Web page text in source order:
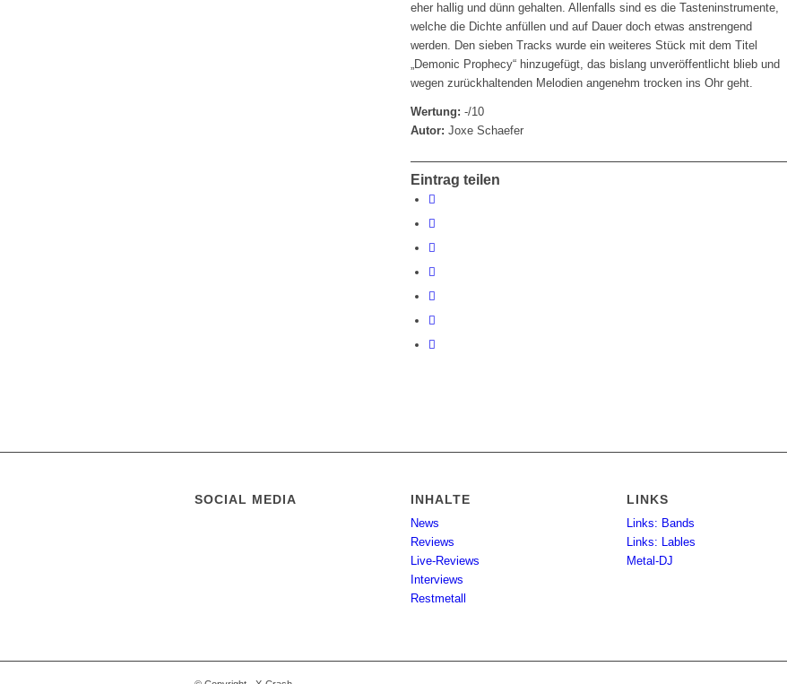
eher hallig und dünn gehalten. Allenfalls sind es die Tasteninstrumente,
welche die Dichte anfüllen und auf Dauer doch etwas anstrengend
werden. Den sieben Tracks wurde ein weiteres Stück mit dem Titel
„Demonic Prophecy“ hinzugefügt, das bislang unveröffentlicht blieb und
wegen zurückhaltenden Melodien angenehm trocken ins Ohr geht.
Wertung: -/10
Autor: Joxe Schaefer
Eintrag teilen
SOCIAL MEDIA INHALTE
News
Reviews
Live-Reviews
Interviews
Restmetall
LINKS
Links: Bands
Links: Lables
Metal-DJ